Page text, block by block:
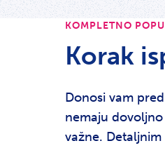
KOMPLETNO
Korak
Donosi vam
nemaju
važne.